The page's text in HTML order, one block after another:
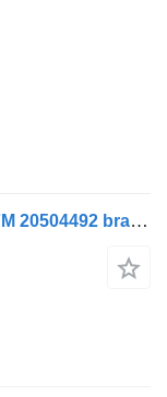
Volvo 0DIESELTANK 450 LITER FH FM 20504492 brandstoftank voor vrachtwagen